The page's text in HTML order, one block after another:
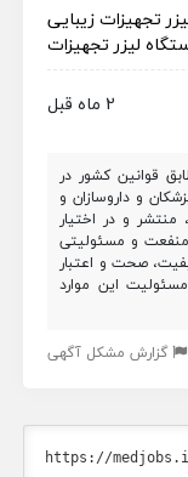
تجهیزات زیبایی
لیزر تجهیزات
2 ماه قبل
قوانین کشور در
و داروسازان و
و در اختیار
منفعت و مسئولیتی
صحت و اعتبار
این موارد
گزارش مشکل آگهی